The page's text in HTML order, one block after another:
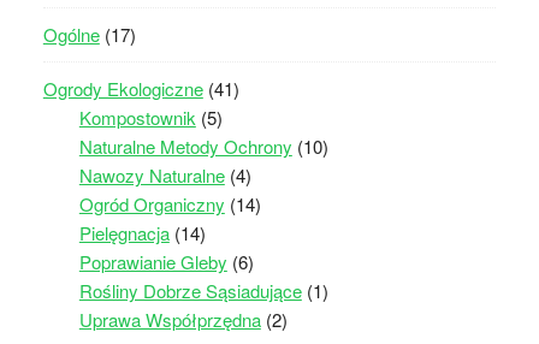
Ogólne(17)
Ogrody Ekologiczne(41)
Kompostownik (5)
Naturalne Metody Ochrony (10)
Nawozy Naturalne(4)
Ogród Organiczny (14)
Pielęgnacja(14)
Poprawianie Gleby (6)
Rośliny Dobrze Sąsiadujące(1)
Uprawa Współprzędna(2)